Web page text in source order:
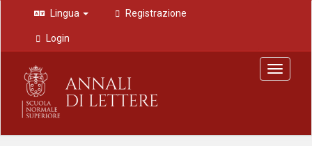
Navigazione
principale
Contenuto
principale
Barra
laterale
Lingua Registrazione
Login
Toggle